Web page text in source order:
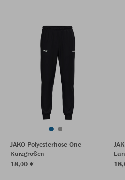
JAKO Polyesterhose One
Kurzgrößen
18,00 €